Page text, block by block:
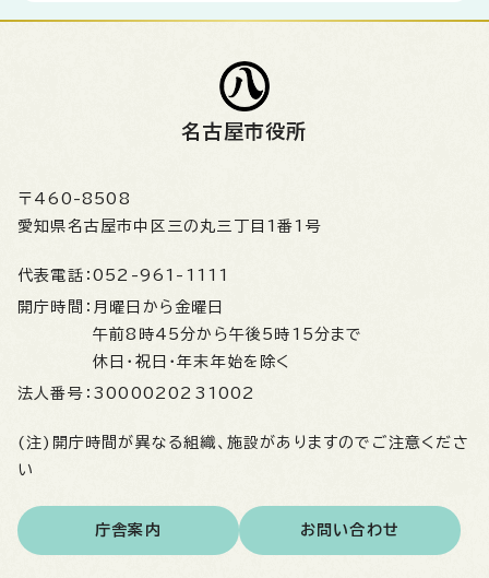
名古屋市役所
〒460-8508
愛知県名古屋市中区三の丸三丁目1番1号
代表電話： 052-961-1111
開庁時間： 月曜日から金曜日
午前8時45分から午後5時15分まで
休日・祝日・年末年始を除く
法人番号： 3000020231002
(注)開庁時間が異なる組織、施設がありますのでご注意くださ
い
庁舎案内 お問い合わせ